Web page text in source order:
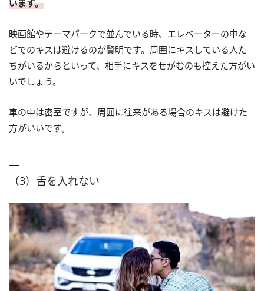
います。
映画館やテーマパークで並んでいる時、エレベーターの中な
どでのキスは避けるのが賢明です。周囲にキスしている人た
ちがいるからといって、相手にキスをせがむのも控えた方がい
いでしょう。
車の中は密室ですが、周囲に往来がある場合のキスは避けた
方がいいです。
（3）舌を入れない